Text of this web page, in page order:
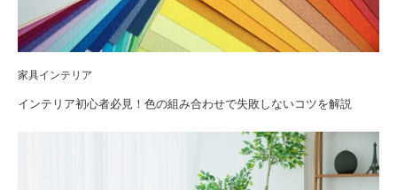
家具インテリア
インテリア初心者必見！色の組み合わせで失敗しないコツを解説